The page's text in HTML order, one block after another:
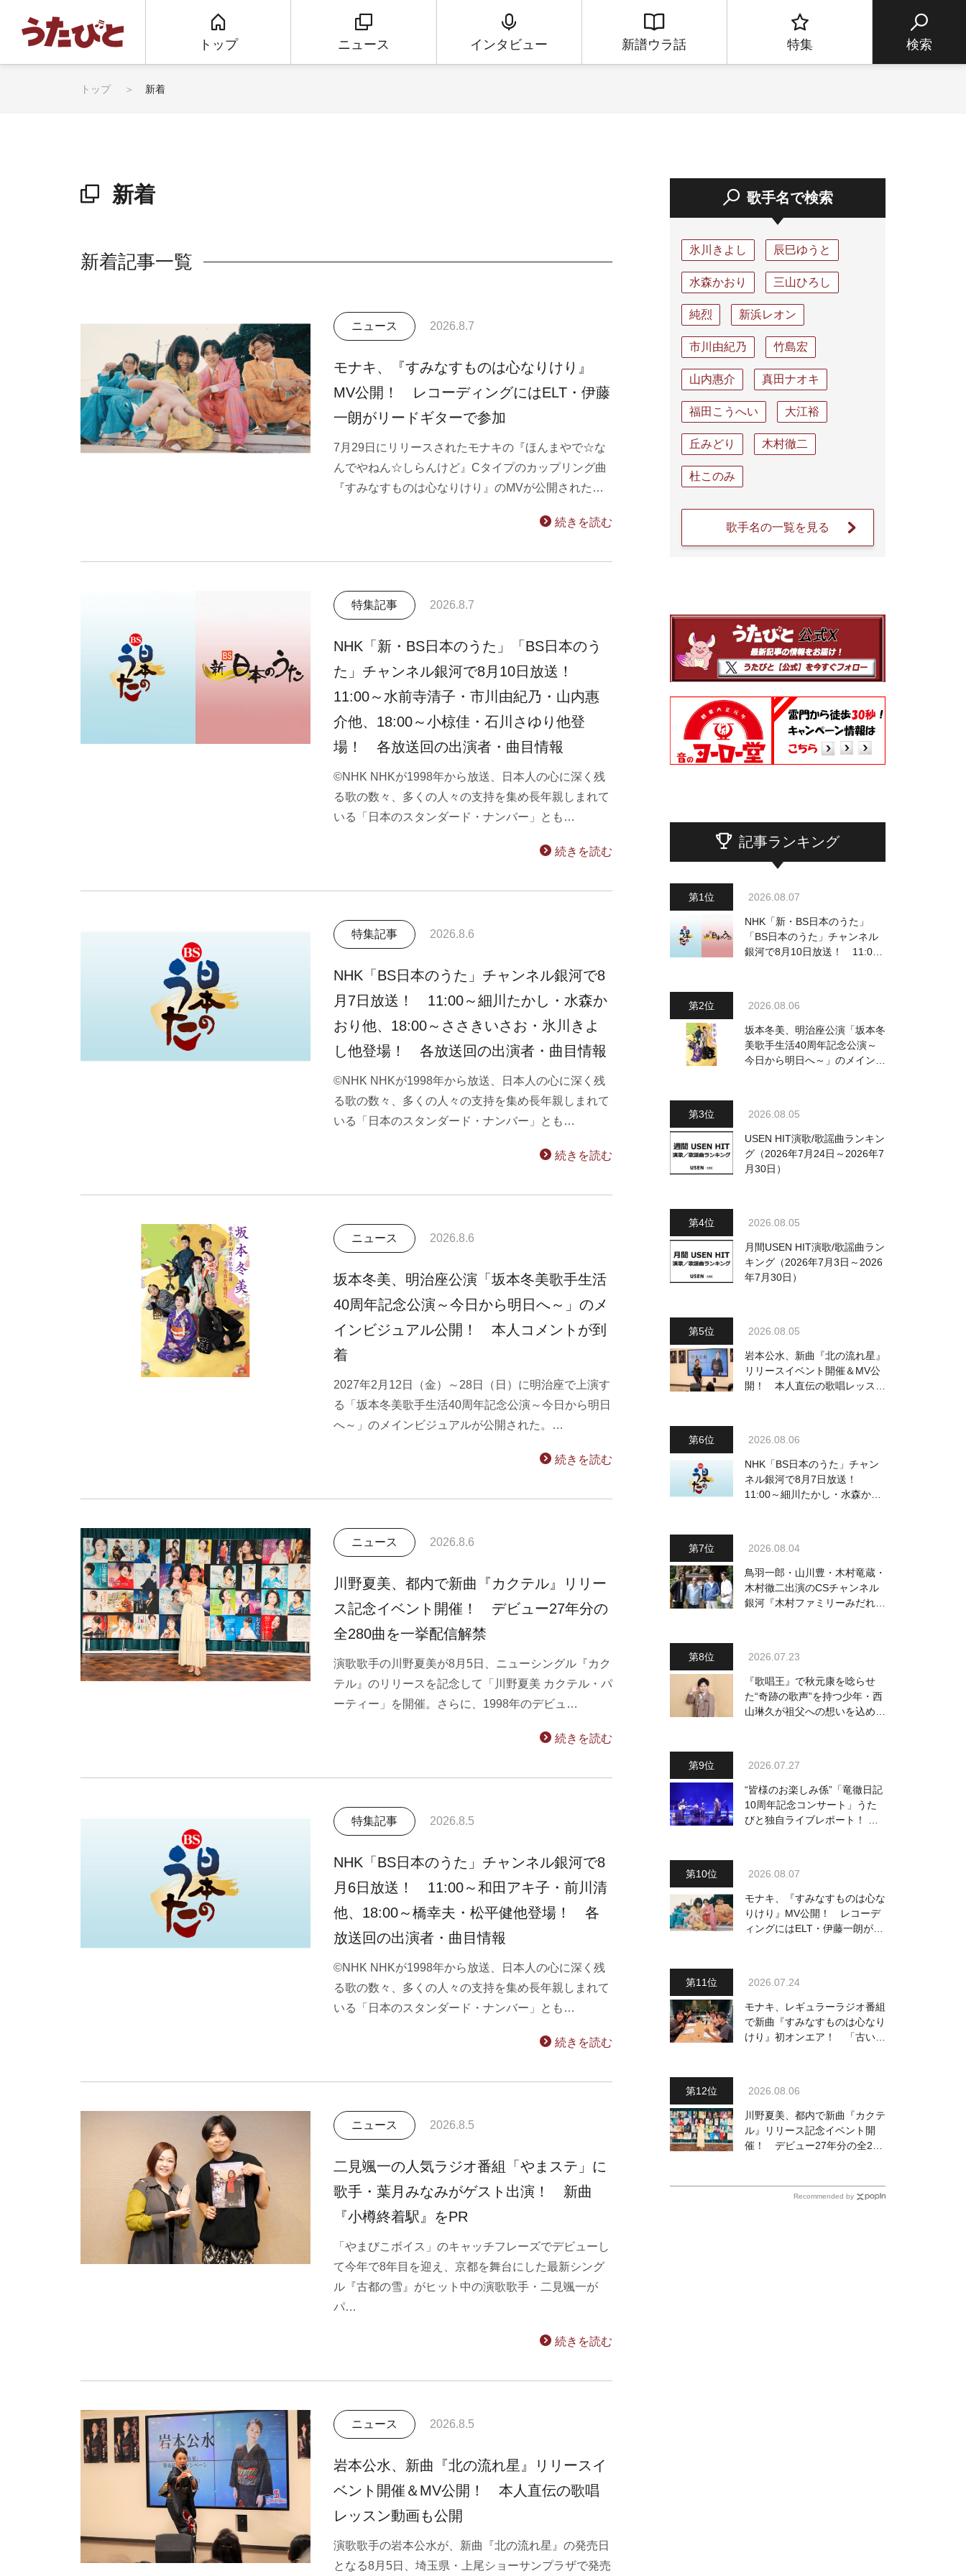
トップ ニュース インタビュー 新譜ウラ話 特集 検索
トップ 新着
新着
新着記事一覧
ニュース 2026.8.7
モナキ、『すみなすものは心なりけり』
MV公開！ レコーディングにはELT・伊藤
一朗がリードギターで参加
7月29日にリリースされたモナキの『ほんまやで☆な
んでやねん☆しらんけど』Cタイプのカップリング曲
『すみなすものは心なりけり』のMVが公開された…
続きを読む
特集記事 2026.8.7
NHK「新・BS日本のうた」「BS日本のう
た」チャンネル銀河で8月10日放送！
11:00～水前寺清子・市川由紀乃・山内惠
介他、18:00～小椋佳・石川さゆり他登
場！ 各放送回の出演者・曲目情報
©NHK NHKが1998年から放送、日本人の心に深く残
る歌の数々、多くの人々の支持を集め長年親しまれて
いる「日本のスタンダード・ナンバー」とも…
続きを読む
特集記事 2026.8.6
NHK「BS日本のうた」チャンネル銀河で8
月7日放送！ 11:00～細川たかし・水森か
おり他、18:00～ささきいさお・氷川きよ
し他登場！ 各放送回の出演者・曲目情報
©NHK NHKが1998年から放送、日本人の心に深く残
る歌の数々、多くの人々の支持を集め長年親しまれて
いる「日本のスタンダード・ナンバー」とも…
続きを読む
ニュース 2026.8.6
坂本冬美、明治座公演「坂本冬美歌手生活
40周年記念公演～今日から明日へ～」のメ
インビジュアル公開！ 本人コメントが到
着
2027年2月12日（金）～28日（日）に明治座で上演す
る「坂本冬美歌手生活40周年記念公演～今日から明日
へ～」のメインビジュアルが公開された。…
続きを読む
ニュース 2026.8.6
川野夏美、都内で新曲『カクテル』リリー
ス記念イベント開催！ デビュー27年分の
全280曲を一挙配信解禁
演歌歌手の川野夏美が8月5日、ニューシングル『カク
テル』のリリースを記念して「川野夏美 カクテル・パ
ーティー」を開催。さらに、1998年のデビュ…
続きを読む
特集記事 2026.8.5
NHK「BS日本のうた」チャンネル銀河で8
月6日放送！ 11:00～和田アキ子・前川清
他、18:00～橋幸夫・松平健他登場！ 各
放送回の出演者・曲目情報
©NHK NHKが1998年から放送、日本人の心に深く残
る歌の数々、多くの人々の支持を集め長年親しまれて
いる「日本のスタンダード・ナンバー」とも…
続きを読む
ニュース 2026.8.5
二見颯一の人気ラジオ番組「やまステ」に
歌手・葉月みなみがゲスト出演！ 新曲
『小樽終着駅』をPR
「やまびこボイス」のキャッチフレーズでデビューし
て今年で8年目を迎え、京都を舞台にした最新シング
ル『古都の雪』がヒット中の演歌歌手・二見颯一が
パ…
続きを読む
ニュース 2026.8.5
岩本公水、新曲『北の流れ星』リリースイ
ベント開催＆MV公開！ 本人直伝の歌唱
レッスン動画も公開
演歌歌手の岩本公水が、新曲『北の流れ星』の発売日
となる8月5日、埼玉県・上尾ショーサンプラザで発売
歌手名で検索
氷川きよし 辰巳ゆうと
水森かおり 三山ひろし
純烈 新浜レオン
市川由紀乃 竹島宏
山内惠介 真田ナオキ
福田こうへい 大江裕
丘みどり 木村徹二
杜このみ
歌手名の一覧を見る
記事ランキング
2026.08.07
NHK「新・BS日本のうた」
「BS日本のうた」チャンネル
銀河で8月10日放送！ 11:00
出演者・曲目情報
2026.08.06
坂本冬美、明治座公演「坂本冬
美歌手生活40周年記念公演～
今日から明日へ～」のメインビ
2026.08.05
USEN HIT演歌/歌謡曲ランキン
グ（2026年7月24日～2026年7
月30日）
2026.08.05
月間USEN HIT演歌/歌謡曲ラン
キング（2026年7月3日～2026
年7月30日）
2026.08.05
岩本公水、新曲『北の流れ星』
リリースイベント開催＆MV公
開！ 本人直伝の歌唱レッスン
2026.08.06
NHK「BS日本のうた」チャン
ネル銀河で8月7日放送！
11:00～細川たかし・水森かお
2026.08.04
鳥羽一郎・山川豊・木村竜蔵・
木村徹二出演のCSチャンネル
銀河『木村ファミリーみだれ旅
2026.07.23
『歌唱王』で秋元康を唸らせ
た“奇跡の歌声”を持つ少年・西
山琳久が祖父への想いを込めた
いちゃんとの絆を歌った曲を聴
いてください！」
2026.07.27
“皆様のお楽しみ係”「竜徹日記
10周年記念コンサート」うた
びと独自ライブレポート！ 即
2026.08.07
モナキ、『すみなすものは心な
りけり』MV公開！ レコーデ
ィングにはELT・伊藤一朗がリ
2026.07.24
モナキ、レギュラーラジオ番組
で新曲『すみなすものは心なり
けり』初オンエア！ 「古い言
2026.08.06
川野夏美、都内で新曲『カクテ
ル』リリース記念イベント開
催！ デビュー27年分の全280
Recommended by